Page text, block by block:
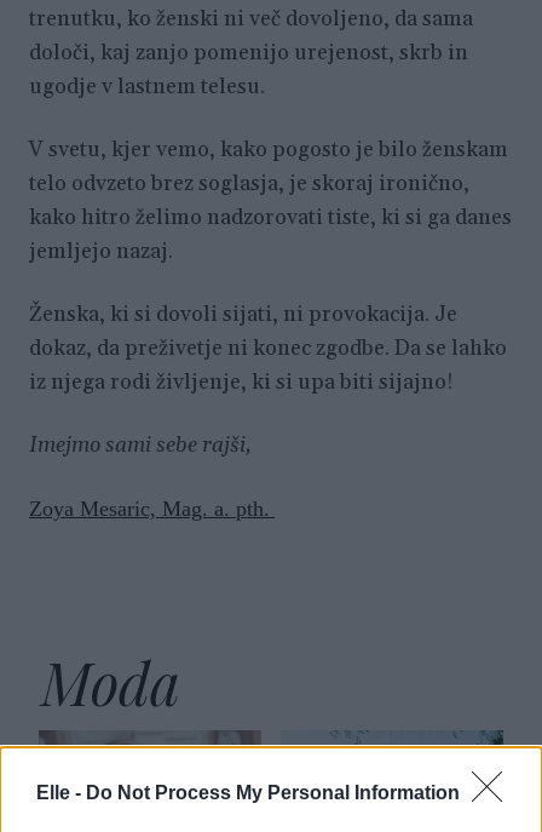
Elle - Do Not Process My Personal Information
trenutku, ko ženski ni več dovoljeno, da sama
določi, kaj zanjo pomenijo urejenost, skrb in
ugodje v lastnem telesu.
V svetu, kjer vemo, kako pogosto je bilo ženskam
telo odvzeto brez soglasja, je skoraj ironično,
kako hitro želimo nadzorovati tiste, ki si ga danes
jemljejo nazaj.
Ženska, ki si dovoli sijati, ni provokacija. Je
dokaz, da preživetje ni konec zgodbe. Da se lahko
iz njega rodi življenje, ki si upa biti sijajno!
Imejmo sami sebe rajši,
Zoya Mesaric, Mag. a. pth.
Moda